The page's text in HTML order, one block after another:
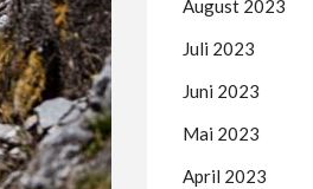
August 2023
Juli 2023
Juni 2023
Mai 2023
April 2023